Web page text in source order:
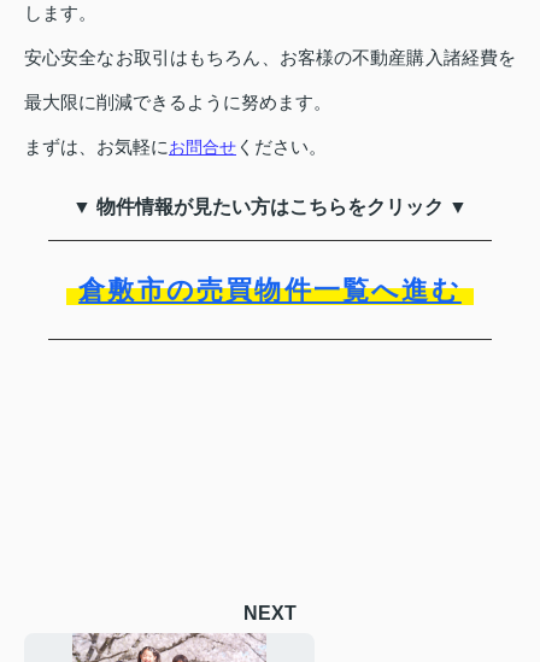
します。
安心安全なお取引はもちろん、お客様の不動産購入諸経費を
最大限に削減できるように努めます。
まずは、お気軽にお問合せ ください。
▼ 物件情報が見たい方はこちらをクリック ▼
倉敷市の売買物件一覧へ進む
NEXT